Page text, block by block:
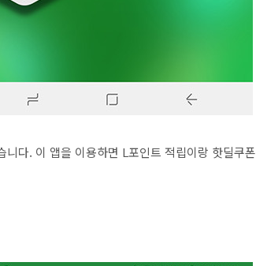
다. 이 앱을 이용하면 L포인트 적립이랑 핫딜쿠폰